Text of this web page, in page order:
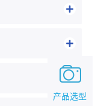
产品选型